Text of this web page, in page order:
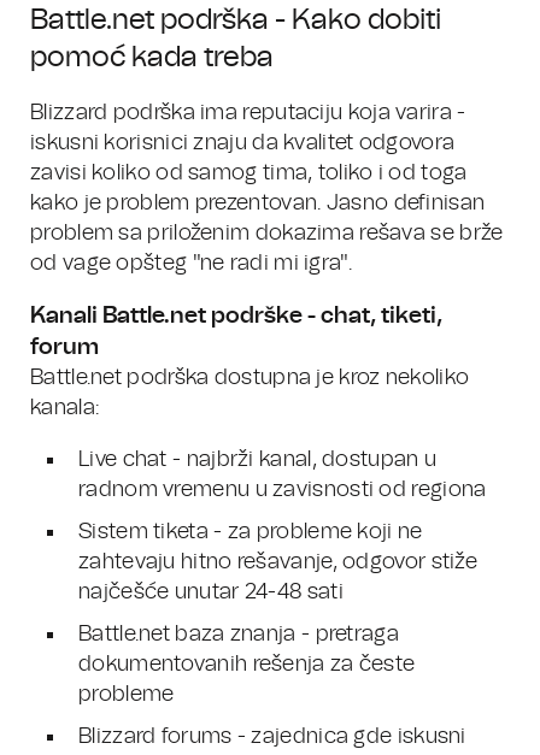
Battle.net podrška - Kako dobiti
pomoć kada treba
Blizzard podrška ima reputaciju koja varira -
iskusni korisnici znaju da kvalitet odgovora
zavisi koliko od samog tima, toliko i od toga
kako je problem prezentovan. Jasno definisan
problem sa priloženim dokazima rešava se brže
od vage opšteg "ne radi mi igra".
Kanali Battle.net podrške - chat, tiketi,
forum
Battle.net podrška dostupna je kroz nekoliko
kanala:
Live chat - najbrži kanal, dostupan u
radnom vremenu u zavisnosti od regiona
Sistem tiketa - za probleme koji ne
zahtevaju hitno rešavanje, odgovor stiže
najčešće unutar 24-48 sati
Battle.net baza znanja - pretraga
dokumentovanih rešenja za česte
probleme
Blizzard forums - zajednica gde iskusni